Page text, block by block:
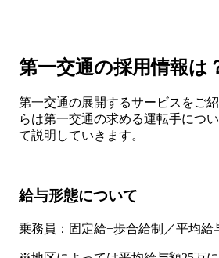
第一交通の採用情報は
第一交通の展開するサービスをご
らは第一交通の求める運転手につ
て説明していきます。
給与形態について
乗務員：固定給+歩合給制／平均給